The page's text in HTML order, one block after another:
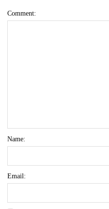
Comment:
Name:
Email: